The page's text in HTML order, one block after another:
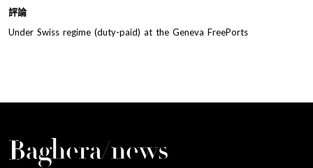
評論
Under Swiss regime (duty-paid) at the Geneva FreePorts
Baghera/news